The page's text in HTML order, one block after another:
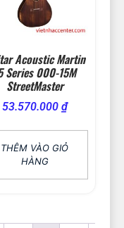
Acoustic Martin
Series 000-15M
StreetMaster
53.570.000 ₫
THÊM VÀO GIỎ
HÀNG